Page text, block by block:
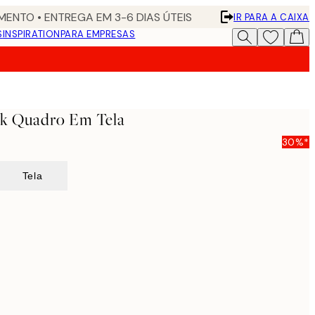
• ENTREGA EM 3-6 DIAS ÚTEIS
IR PARA A CAIXA
INSPIRATIONPARA EMPRESAS
Quadro Em Tela
30%*
Tela